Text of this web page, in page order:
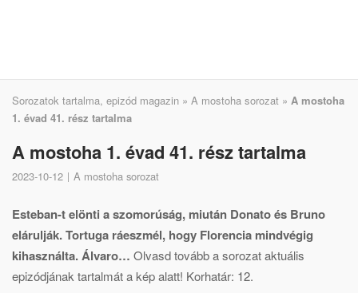
Sorozatok tartalma, epizód magazin » A mostoha sorozat » A mostoha
1. évad 41. rész tartalma
A mostoha 1. évad 41. rész tartalma
2023-10-12 A mostoha sorozat
Esteban-t elönti a szomorúság, miután Donato és Bruno
elárulják. Tortuga ráeszmél, hogy Florencia mindvégig
kihasználta. Álvaro… Olvasd tovább a sorozat aktuális
epizódjának tartalmát a kép alatt! Korhatár: 12.